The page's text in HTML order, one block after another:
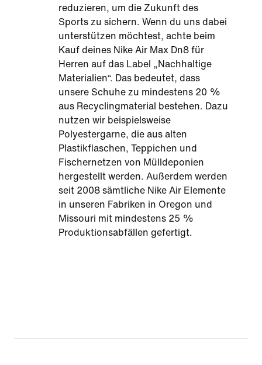
reduzieren, um die Zukunft des
Sports zu sichern. Wenn du uns dabei
unterstützen möchtest, achte beim
Kauf deines Nike Air Max Dn8 für
Herren auf das Label „Nachhaltige
Materialien“. Das bedeutet, dass
unsere Schuhe zu mindestens 20 %
aus Recyclingmaterial bestehen. Dazu
nutzen wir beispielsweise
Polyestergarne, die aus alten
Plastikflaschen, Teppichen und
Fischernetzen von Mülldeponien
hergestellt werden. Außerdem werden
seit 2008 sämtliche Nike Air Elemente
in unseren Fabriken in Oregon und
Missouri mit mindestens 25 %
Produktionsabfällen gefertigt.